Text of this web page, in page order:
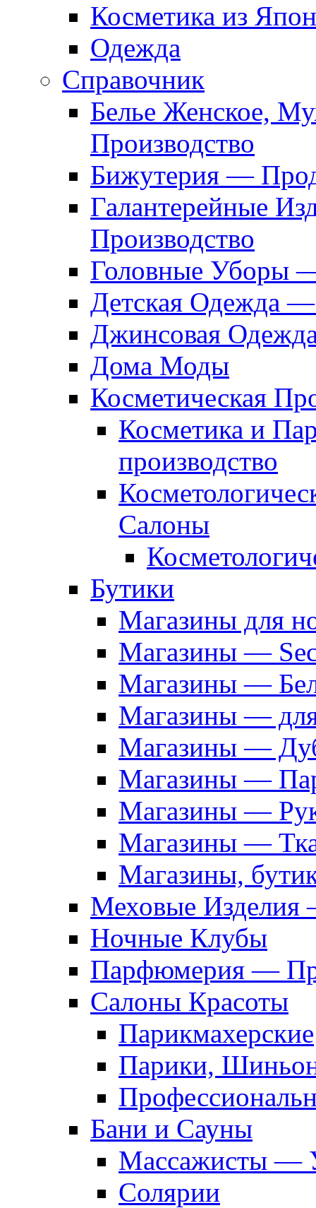
Косметика из
Одежда
Справочник
Белье Женское,
Производство
Бижутерия —
Галантерейные
Производство
Головные Уборы
Детская Одежда
Джинсовая
Дома Моды
Косметическая
Косметика и
производство
Салоны
Бутики
Магазины для
Магазины —
Магазины —
Магазины —
Магазины —
Магазины —
Магазины —
Магазины —
Магазины,
Меховые Изделия
Ночные Клубы
Парфюмерия —
Салоны Красоты
Парикмахерские
Парики,
Бани и Сауны
Массажисты —
Солярии